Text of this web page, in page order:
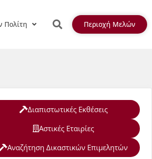
Πολίτη Περιοχή Μελών
Διαπιστωτικές Εκθέσεις
Αστικές Εταιρίες
Αναζήτηση Δικαστικών Επιμελητών